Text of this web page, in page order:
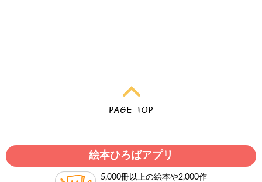
絵本ひろばアプリ
5,000冊以上の絵本や2,000作